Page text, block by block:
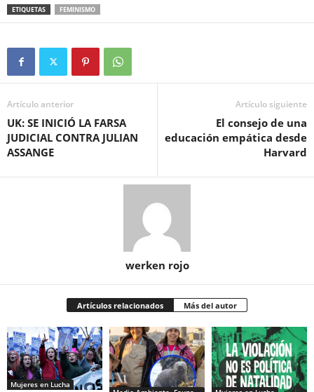
ETIQUETAS FEMINISMO
Artículo anterior
UK: SE INICIÓ LA FARSA
JUDICIAL CONTRA JULIAN
ASSANGE
Artículo siguiente
El consejo de una
educación empática desde
Harvard
werken rojo
Artículos relacionados Más del autor
Mujeres en Lucha